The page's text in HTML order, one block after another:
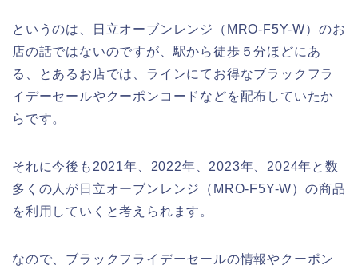
というのは、日立オーブンレンジ（MRO-F5Y-W）のお
店の話ではないのですが、駅から徒歩５分ほどにあ
る、とあるお店では、ラインにてお得なブラックフラ
イデーセールやクーポンコードなどを配布していたか
らです。
それに今後も2021年、2022年、2023年、2024年と数
多くの人が日立オーブンレンジ（MRO-F5Y-W）の商品
を利用していくと考えられます。
なので、ブラックフライデーセールの情報やクーポン